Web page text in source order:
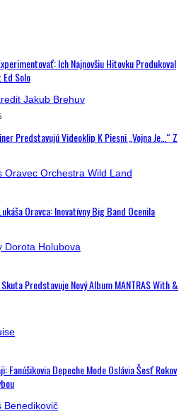
Ich Najnovšiu Hitovku Produkoval
Solo
Predstavujú Videoklip K Piesni „Vojna Je…“ Z
Oravca: Inovatívny Big Band Ocenila
Predstavuje Nový Album MANTRAS With &
Fanúšikovia Depeche Mode Oslávia Šesť Rokov